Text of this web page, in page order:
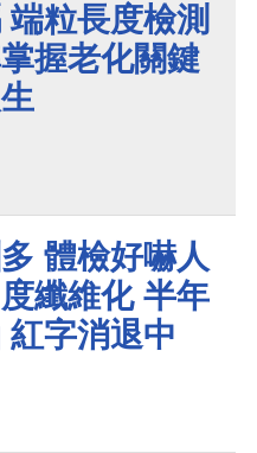
粒長度檢測
握老化關鍵
體檢好嚇人
纖維化 半年
字消退中